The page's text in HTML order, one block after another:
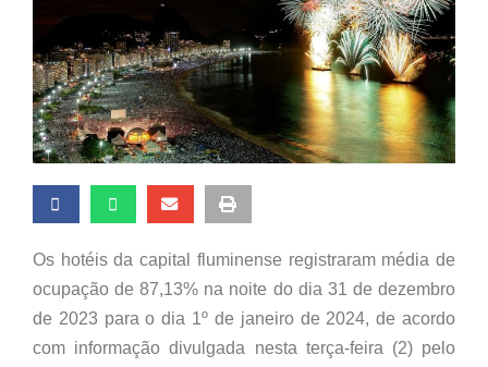
Os hotéis da capital fluminense registraram média de
ocupação de 87,13% na noite do dia 31 de dezembro
de 2023 para o dia 1º de janeiro de 2024, de acordo
com informação divulgada nesta terça-feira (2) pelo